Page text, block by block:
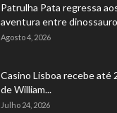
Patrulha Pata regressa
aventura entre
Agosto 4, 2026
Casino Lisboa recebe até
de William...
Julho 24, 2026